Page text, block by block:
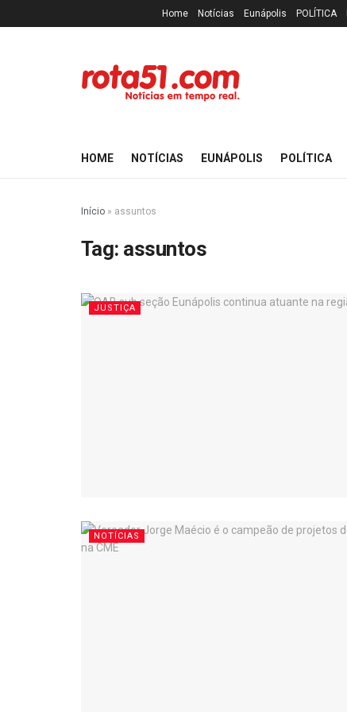
Home Notícias Eunápolis POLÍTICA
HOME NOTÍCIAS EUNÁPOLIS POLÍTICA
Início » assuntos
Tag: assuntos
JUSTIÇA
NOTÍCIAS